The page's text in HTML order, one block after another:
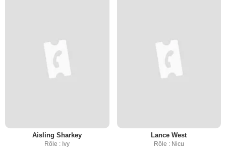
Aisling Sharkey
Rôle : Ivy
Lance West
Rôle : Nicu